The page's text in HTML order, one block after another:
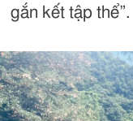
gắn kết tập thể”.